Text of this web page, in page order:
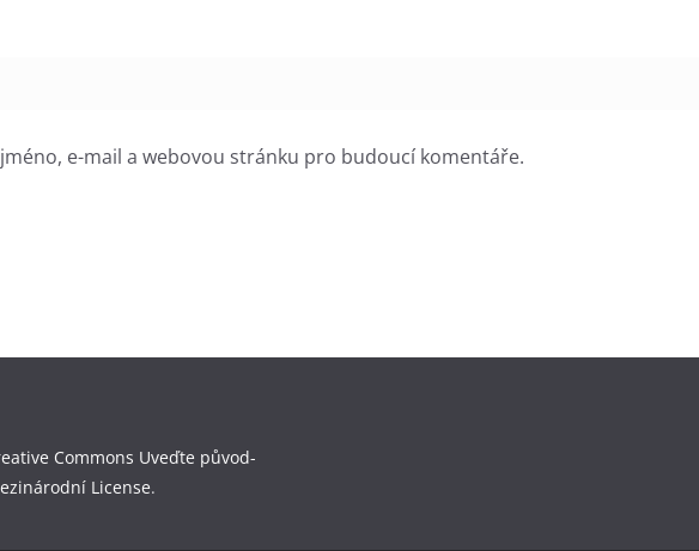
e-mail a webovou stránku pro budoucí komentáře.
Commons Uveďte původ-
License.